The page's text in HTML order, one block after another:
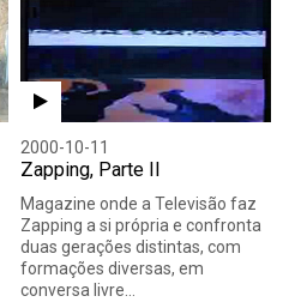
2000-10-11
Zapping, Parte II
Magazine onde a Televisão faz
Zapping a si própria e confronta
duas gerações distintas, com
formações diversas, em
conversa livre…